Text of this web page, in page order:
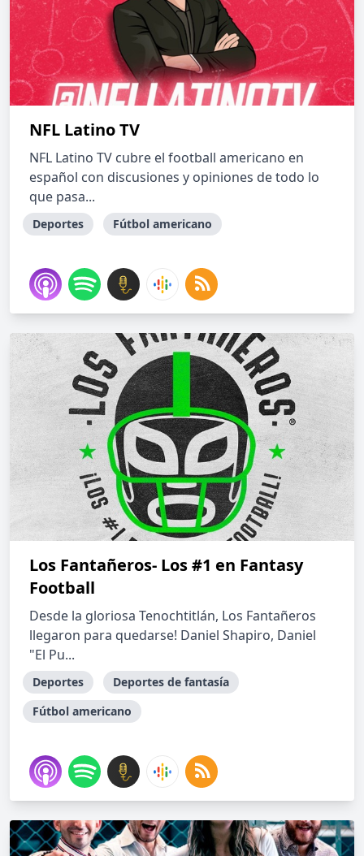
NFL Latino TV
NFL Latino TV cubre el football americano en
español con discusiones y opiniones de todo lo
que pasa...
Deportes Fútbol americano
Los Fantañeros- Los #1 en Fantasy
Football
Desde la gloriosa Tenochtitlán, Los Fantañeros
llegaron para quedarse! Daniel Shapiro, Daniel
"El Pu...
Deportes
Deportes de fantasía
Fútbol americano